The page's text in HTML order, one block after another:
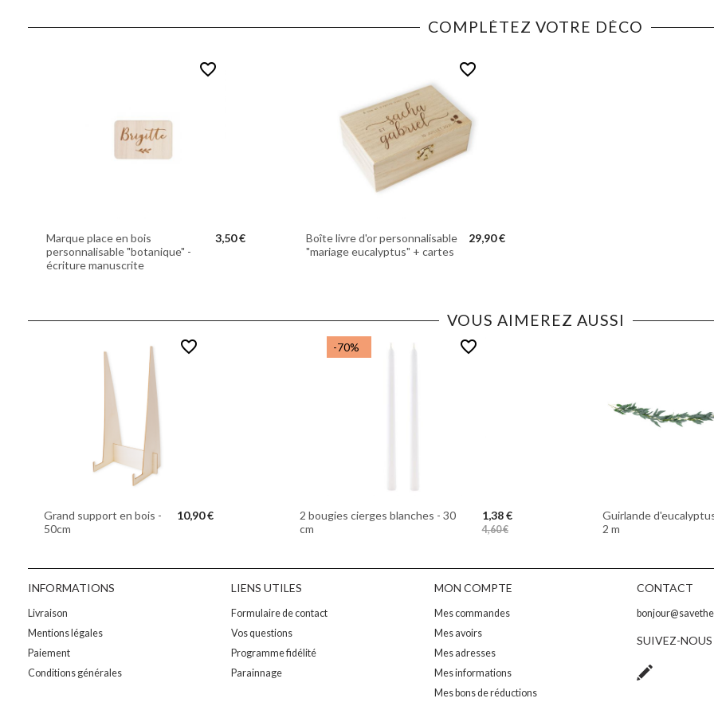
COMPLÉTEZ VOTRE DÉCO
favorite_border
Marque place en bois
personnalisable "botanique" -
écriture manuscrite
3,50 €
favorite_border
Boîte livre d'or personnalisable
"mariage eucalyptus" + cartes
29,90 €
VOUS AIMEREZ AUSSI
favorite_border
Grand support en bois -
50cm
10,90 €
-70% favorite_border
2 bougies cierges blanches - 30
cm
1,38 €
4,60 €
Guirlande
2 m
INFORMATIONS
Livraison
Mentions légales
Paiement
Conditions générales
LIENS UTILES
Formulaire de contact
Vos questions
Programme fidélité
Parainnage
MON COMPTE
Mes commandes
Mes avoirs
Mes adresses
Mes informations
Mes bons de réductions
CONTACT
SUIVEZ-NOUS